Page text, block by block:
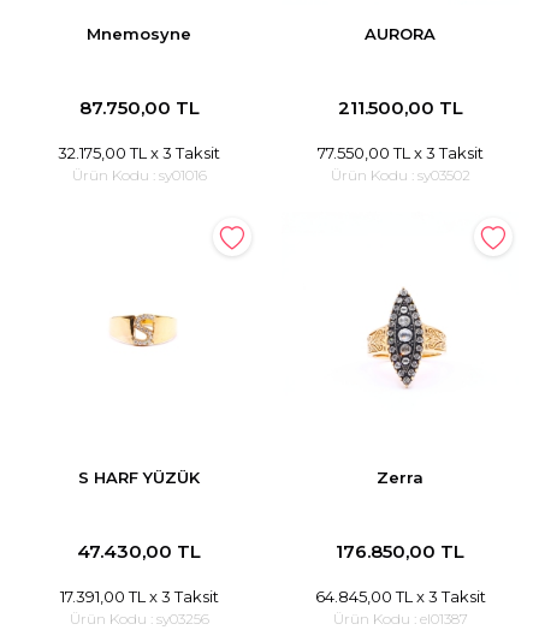
Mnemosyne
87.750,00 TL
32.175,00 TL x 3 Taksit
Ürün Kodu : sy01016
AURORA
211.500,00 TL
77.550,00 TL x 3 Taksit
Ürün Kodu : sy03502
S HARF YÜZÜK
47.430,00 TL
17.391,00 TL x 3 Taksit
Ürün Kodu : sy03256
Zerra
176.850,00 TL
64.845,00 TL x 3 Taksit
Ürün Kodu : el01387